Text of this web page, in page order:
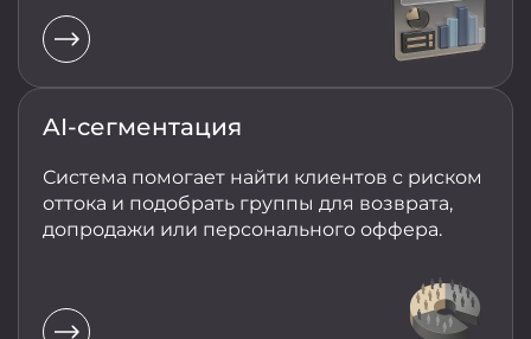
AI-сегментация
Система помогает найти клиентов с риском
оттока и подобрать группы для возврата,
допродажи или персонального оффера.